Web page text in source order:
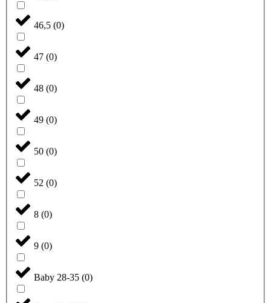
46,5 (0)
47 (0)
48 (0)
49 (0)
50 (0)
52 (0)
8 (0)
9 (0)
Baby 28-35 (0)